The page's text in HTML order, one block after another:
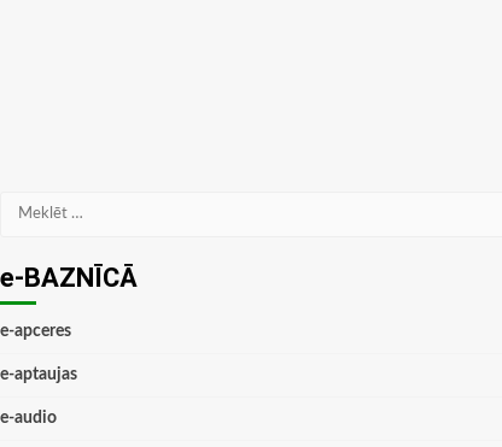
Meklēt:
e-BAZNĪCĀ
e-apceres
e-aptaujas
e-audio